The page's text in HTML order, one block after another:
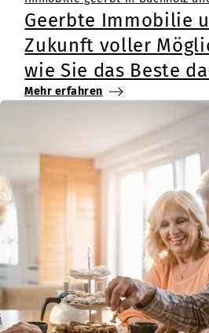
Geerbte Immobilie
Zukunft voller
wie Sie das Beste
Mehr erfahren